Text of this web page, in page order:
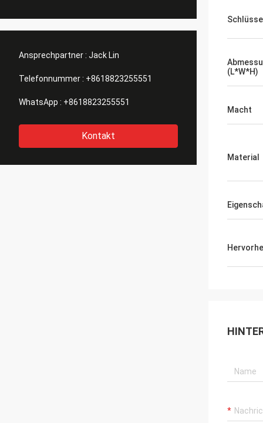
Ansprechpartner : Jack Lin
Telefonnummer : +8618823255551
WhatsApp : +8618823255551
Kontakt
(L*W*H)
Macht
Material